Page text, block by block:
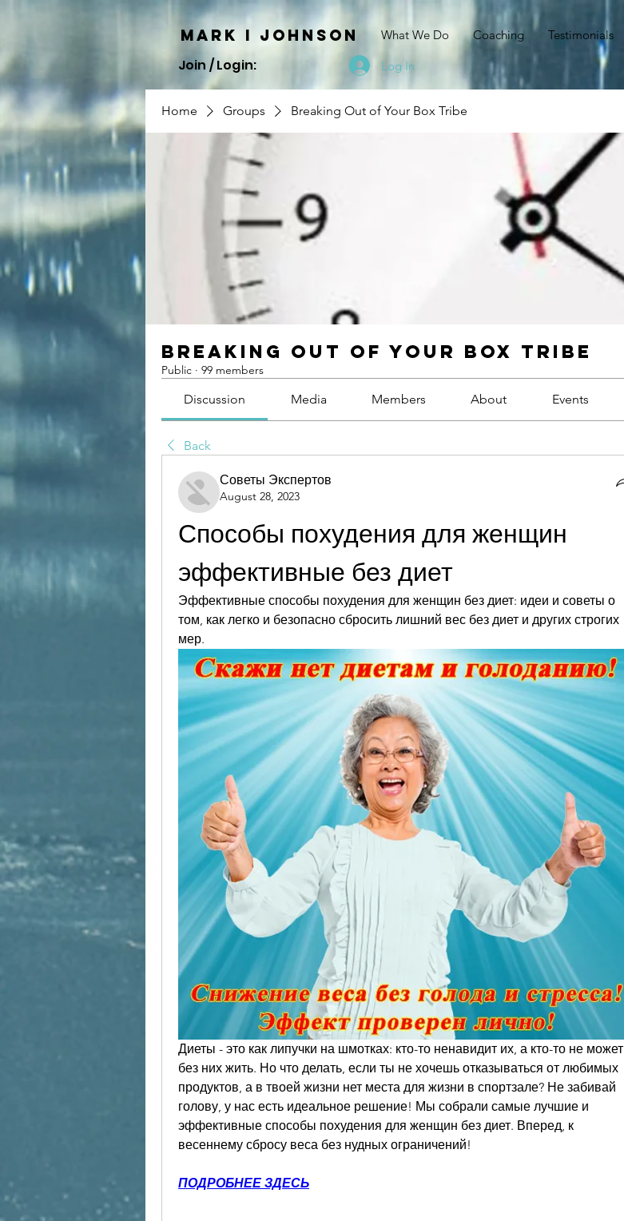
Mark I JOHNSON What We Do Coaching Testimonials
Log In
Join / Login:
Home Groups Breaking Out of Your Box Tribe
Breaking Out of Your Box Tribe
Public · 99 members
Discussion Media Members About Events
Back
Советы Экспертов
August 28, 2023
Способы похудения для женщин
эффективные без диет
Эффективные способы похудения для женщин без диет: идеи и советы о
том, как легко и безопасно сбросить лишний вес без диет и других строгих
мер.
Диеты - это как липучки на шмотках: кто-то ненавидит их, а кто-то не может
без них жить. Но что делать, если ты не хочешь отказываться от любимых
продуктов, а в твоей жизни нет места для жизни в спортзале? Не забивай
голову, у нас есть идеальное решение! Мы собрали самые лучшие и
эффективные способы похудения для женщин без диет. Вперед, к
весеннему сбросу веса без нудных ограничений!
ПОДРОБНЕЕ ЗДЕСЬ